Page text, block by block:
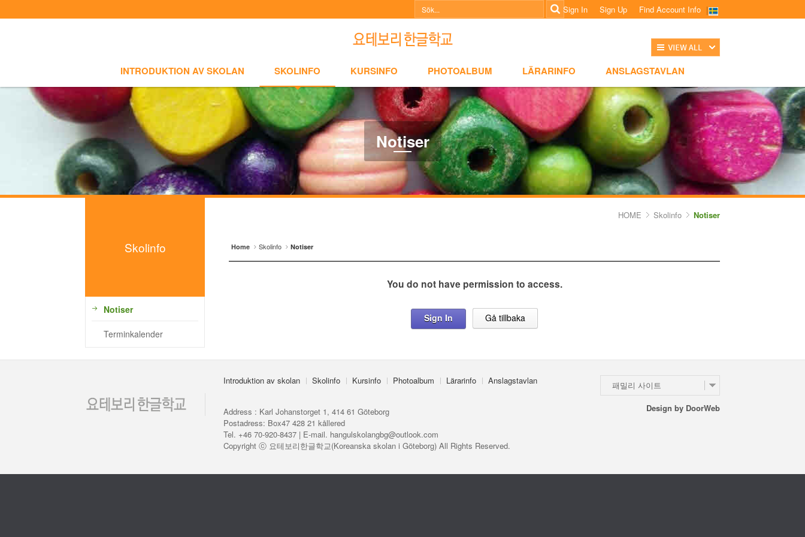
Sign In
Sign Up Find Account Info
INTRODUKTION AV SKOLAN SKOLINFO KURSINFO PHOTOALBUM LÄRARINFO ANSLAGSTAVLAN
ANSLAGSTAVLAN
Notiser
Skolinfo
Notiser
Terminkalender
HOME Skolinfo Notiser
Home Skolinfo Notiser
You do not have permission to access.
Sign In Gå tillbaka
Introduktion av skolan Skolinfo Kursinfo Photoalbum Lärarinfo Anslagstavlan
Address : Karl Johanstorget 1, 414 61 Göteborg
Postadress: Box47 428 21 kållered
Tel. +46 70-920-8437 | E-mail. hangulskolangbg@outlook.com
Copyright ⓒ 요테보리한글학교(Koreanska skolan i Göteborg) All Rights Reserved.
패밀리 사이트
Design by DoorWeb
Skolinfo
Photoalbum